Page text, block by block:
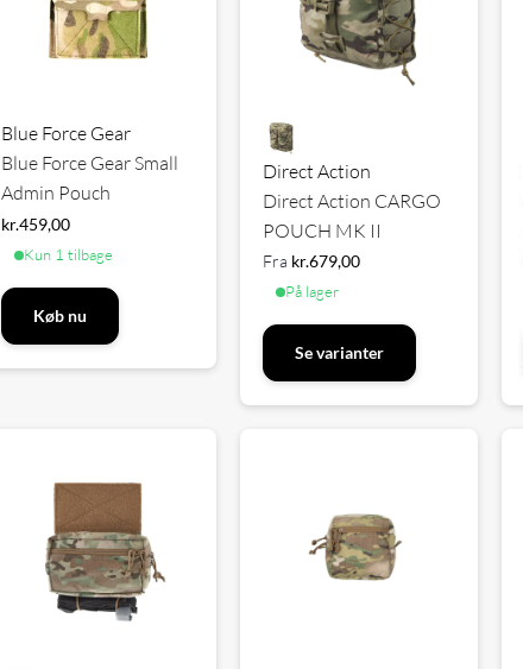
Blue Force Gear
Blue Force Gear Small
Admin Pouch
kr.459,00
Kun 1 tilbage
Køb nu
Direct Action
Direct Action CARGO
POUCH MK II
Fra kr.679,00
På lager
Se varianter